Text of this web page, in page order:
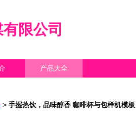
限公司
产品大全
> 手握热饮，品味醇香 咖啡杯与包样机模板